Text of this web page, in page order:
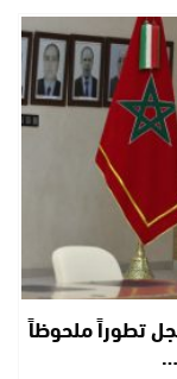
تطوراً ملحوظاً